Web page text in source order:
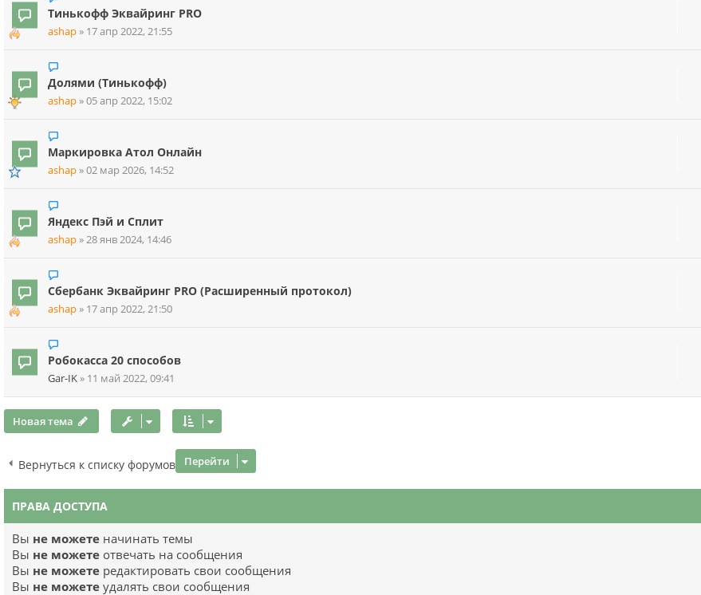
Тинькофф Эквайринг PRO
ashap » 17 апр 2022, 21:55
Долями (Тинькофф)
ashap »05 апр 2022, 15:02
Маркировка Атол Онлайн
ashap »02 мар 2026, 14:52
Яндекс Пэй и Сплит
ashap »28 янв 2024, 14:46
Сбербанк Эквайринг PRO (Расширенный протокол)
ashap » 17 апр 2022, 21:50
Робокасса 20 способов
Gar-IK » 11 май 2022, 09:41
Новая тема
Вернуться к списку форумов Перейти
ПРАВА ДОСТУПА
Вы не можете начинать темы
Вы не можете отвечать на сообщения
Вы не можете редактировать свои сообщения
Вы не можетеудалять свои сообщения